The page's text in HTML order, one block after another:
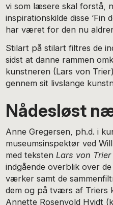
vi som læsere skal forstå,
inspirationskilde disse ‘Fin
har været for den nu
Stilart på stilart filtres de
sidst at danne rammen
kunstneren (Lars von
gennem sit livslange
Nådesløst
Anne Gregersen, ph.d. i
museumsinspektør ved
med teksten Lars von
indgående overblik over
værker samt de
dem og på tværs af Triers
Annette Rosenvold Hvidt